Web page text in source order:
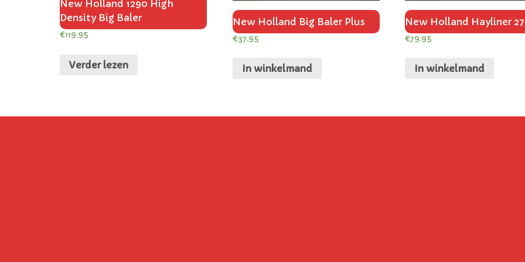
New Holland 1290 High
Density Big Baler
€119.95
Verder lezen
New Holland Big Baler Plus
€37.95
In winkelmand
New Holland Hayliner
€79.95
In winkelmand